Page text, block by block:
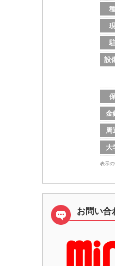
設
金
周
大
表示
お問い合